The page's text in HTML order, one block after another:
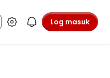
Log masuk